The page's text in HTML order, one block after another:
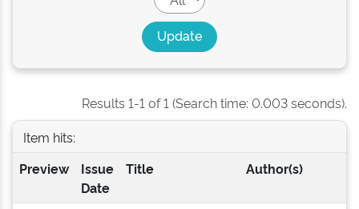
Results 1-1 of 1 (Search time: 0.003 seconds).
Item hits:
Preview
Issue
Date
Title Author(s)